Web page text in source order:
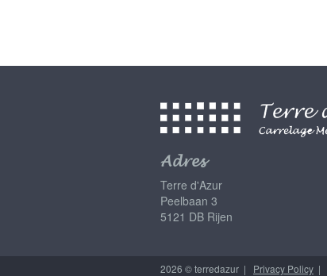
Adres
Terre d'Azur
Peelbaan 3
5121 DB Rijen
2026 © terredazur | Privacy Policy |